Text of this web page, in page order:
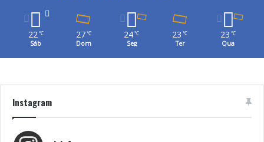
22 ℃
Sáb
27 ℃
Dom
24℃
Seg
23 ℃
Ter
23 ℃
Qua
Instagram